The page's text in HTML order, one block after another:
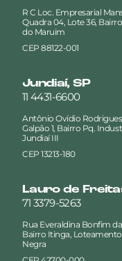
R C Loc. Empresarial
Quadra 04, Lote 36,
do Maruim
CEP 88122-001
Jundiaí, SP
11 4431-6600
Antônio Ovídio Rodrigues,
Galpão 1, Bairro Pq.
Jundiaí III
CEP 13213-180
Lauro de
71 3379-5263
Rua Everaldina Bonfim
Bairro Itinga,
Negra